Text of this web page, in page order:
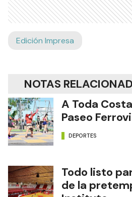
Edición Impresa
NOTAS
A Toda
Paseo
DEPORTES
Todo listo
de la